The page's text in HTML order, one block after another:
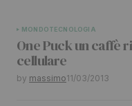
MONDOTECNOLOGIA
One Puck un caffè
cellulare
by massimo11/03/2013